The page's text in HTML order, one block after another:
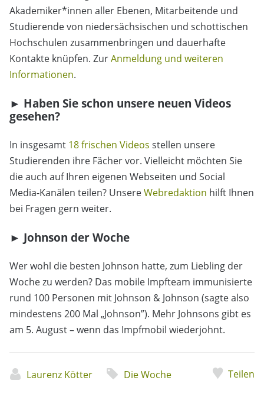
Akademiker*innen aller Ebenen, Mitarbeitende und
Studierende von niedersächsischen und schottischen
Hochschulen zusammenbringen und dauerhafte
Kontakte knüpfen. ZurAnmeldung und weiteren
Informationen.
► Haben Sie schon unsere neuen Videos
gesehen?
In insgesamt 18 frischen Videos stellen unsere
Studierenden ihre Fächer vor. Vielleicht möchten Sie
die auch auf Ihren eigenen Webseiten und Social
Media-Kanälen teilen? UnsereWebredaktion hilft Ihnen
bei Fragen gern weiter.
► Johnson der Woche
Wer wohl die besten Johnson hatte, zum Liebling der
Woche zu werden? Das mobile Impfteam immunisierte
rund 100 Personen mit Johnson & Johnson (sagte also
mindestens 200 Mal „Johnson”). Mehr Johnsons gibt es
am 5. August – wenn das Impfmobil wiederjohnt.
Laurenz Kötter Die Woche Teilen